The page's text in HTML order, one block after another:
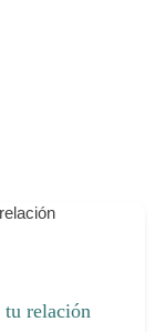
tu relación